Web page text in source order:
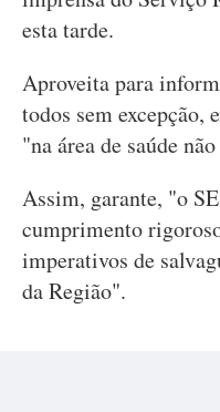
esta tarde.
Aproveita para
todos sem excepção,
"na área de saúde
Assim, garante, "o
cumprimento
imperativos de
da Região".